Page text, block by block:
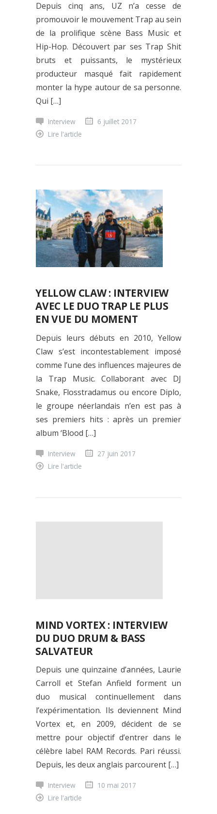
Depuis cinq ans, UZ n’a cesse de
promouvoir le mouvement Trap au sein
de la prolifique scène Bass Music et
Hip-Hop. Découvert par ses Trap Shit
bruts et puissants, le mystérieux
producteur masqué fait rapidement
monter la hype autour de sa personne.
Qui […]
Interview
6 juillet 2017
Lire l'article
YELLOW CLAW : INTERVIEW
AVEC LE DUO TRAP LE PLUS
EN VUE DU MOMENT
Depuis leurs débuts en 2010, Yellow
Claw s’est incontestablement imposé
comme l’une des influences majeures de
la Trap Music. Collaborant avec DJ
Snake, Flosstradamus ou encore Diplo,
le groupe néerlandais n’en est pas à
ses premiers hits : après un premier
album ‘Blood […]
Interview
27 juin 2017
Lire l'article
MIND VORTEX : INTERVIEW
DU DUO DRUM & BASS
SALVATEUR
Depuis une quinzaine d’années, Laurie
Carroll et Stefan Anfield forment un
duo musical continuellement dans
l’expérimentation. Ils deviennent Mind
Vortex et, en 2009, décident de se
mettre pour objectif d’entrer dans le
célèbre label RAM Records. Pari réussi.
Depuis, les deux anglais parcourent […]
Interview
10 mai 2017
Lire l'article